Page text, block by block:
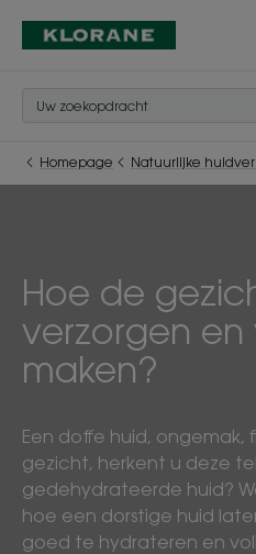
Homepage Natuurlijke
Hoe de
verzorgen en
maken?
Een doffe huid, ongemak,
gezicht, herkent u deze
gedehydrateerde huid?
hoe een dorstige huid
goed te hydrateren en